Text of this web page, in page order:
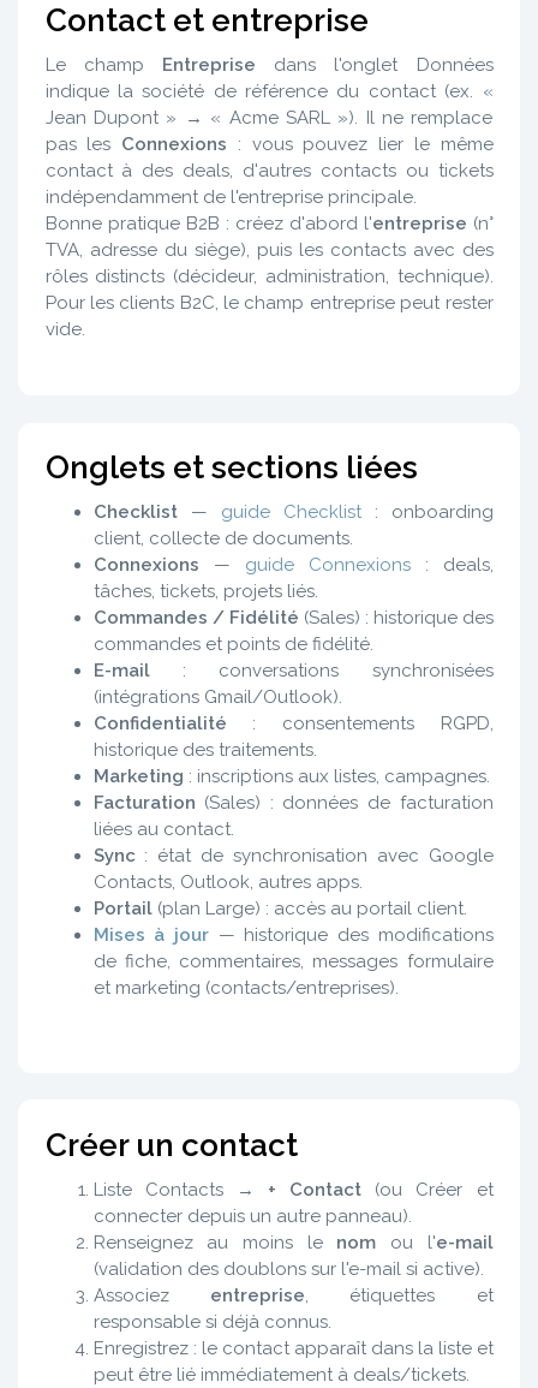
Contact et entreprise
Le champ Entreprise dans l'onglet Données
indique la société de référence du contact (ex. «
Jean Dupont » → « Acme SARL »). Il ne remplace
pas les Connexions : vous pouvez lier le même
contact à des deals, d'autres contacts ou tickets
indépendamment de l'entreprise principale.
Bonne pratique B2B : créez d'abord l'entreprise (n°
TVA, adresse du siège), puis les contacts avec des
rôles distincts (décideur, administration, technique).
Pour les clients B2C, le champ entreprise peut rester
vide.
Onglets et sections liées
Checklist— guide Checklist: onboarding
client, collecte de documents.
Connexions — guide Connexions: deals,
tâches, tickets, projets liés.
Commandes / Fidélité (Sales) : historique des
commandes et points de fidélité.
E-mail: conversations synchronisées
(intégrations Gmail/Outlook).
Confidentialité : consentements RGPD,
historique des traitements.
Marketing : inscriptions aux listes, campagnes.
Facturation (Sales) : données de facturation
liées au contact.
Sync: état de synchronisation avec Google
Contacts, Outlook, autres apps.
Portail(plan Large) : accès au portail client.
Mises à jour— historique des modifications
de fiche, commentaires, messages formulaire
et marketing (contacts/entreprises).
Créer un contact
Liste Contacts → + Contact (ou Créer et
connecter depuis un autre panneau).
Renseignez au moins le nom ou l'e-mail
(validation des doublons sur l'e-mail si active).
Associez entreprise , étiquettes et
responsable si déjà connus.
Enregistrez : le contact apparaît dans la liste et
peut être lié immédiatement à deals/tickets.